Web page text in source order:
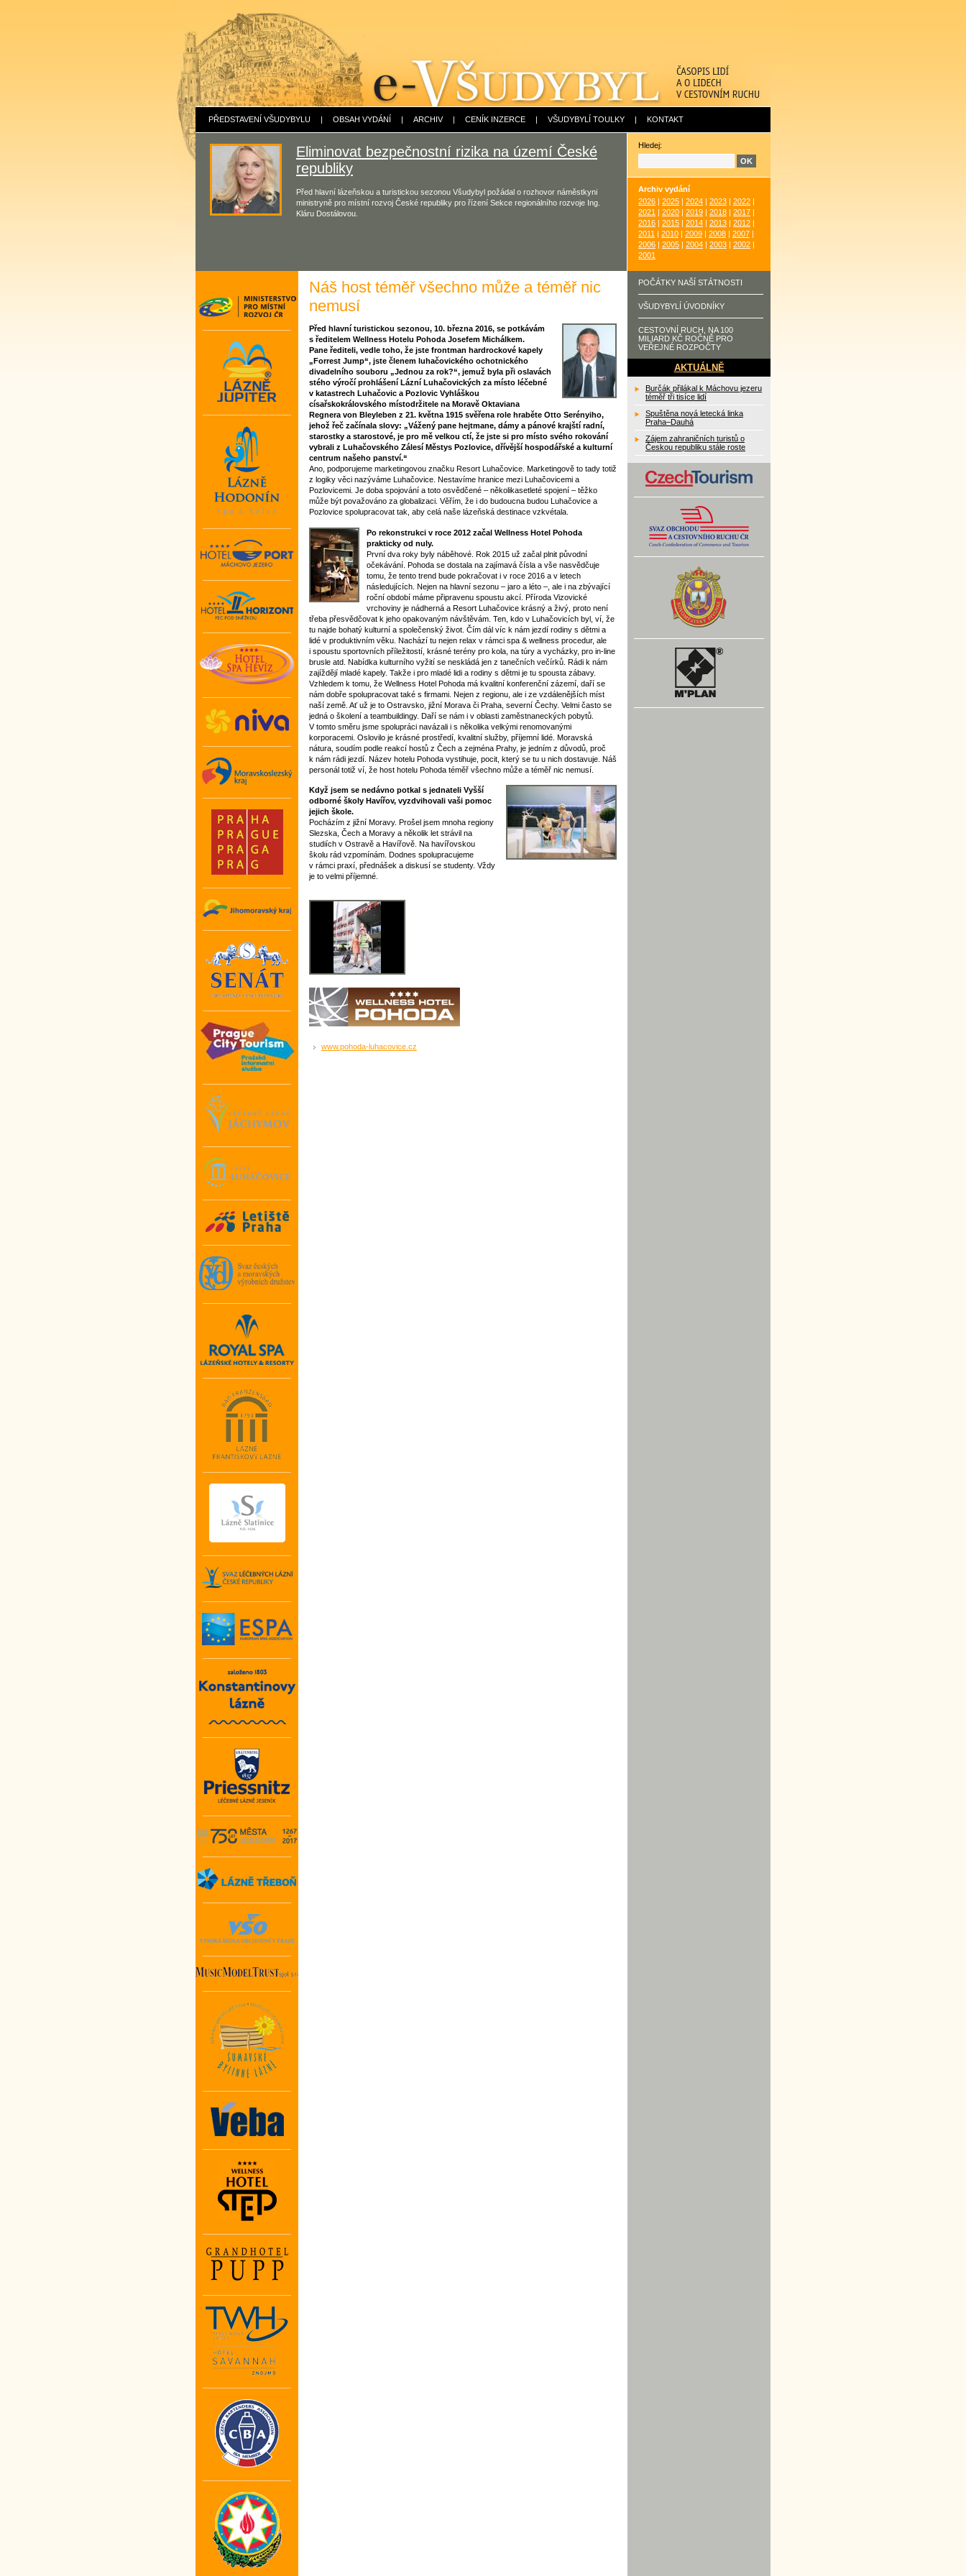
PŘEDSTAVENÍ VŠUDYBYLU | OBSAH VYDÁNÍ | ARCHIV | CENÍK INZERCE | VŠUDYBYLÍ TOULKY | KONTAKT
Eliminovat bezpečnostní rizika na území České
republiky
Před hlavní lázeňskou a turistickou sezonou Všudybyl požádal o rozhovor náměstkyni
ministryně pro místní rozvoj České republiky pro řízení Sekce regionálního rozvoje Ing.
Kláru Dostálovou.
Hledej:
Archiv vydání
2026
2025 2024 2023 2022
2021
2020 2019 2018 2017
2016
2015 2014 2013 2012
2011
2010 2009 2008 2007
2006
2005 2004 2003 2002
2001
Náš host téměř všechno může a téměř nic
nemusí
Před hlavní turistickou sezonou, 10. března 2016, se potkávám
s ředitelem Wellness Hotelu Pohoda Josefem Michálkem.
Pane řediteli, vedle toho, že jste frontman hardrockové kapely
„Forrest Jump“, jste členem luhačovického ochotnického
divadelního souboru „Jednou za rok?“, jemuž byla při oslavách
stého výročí prohlášení Lázní Luhačovických za místo léčebné
v katastrech Luhačovic a Pozlovic Vyhláškou
císařskokrálovského místodržitele na Moravě Oktaviana
Regnera von Bleyleben z 21. května 1915 svěřena role hraběte Otto Serényiho,
jehož řeč začínala slovy: „Vážený pane hejtmane, dámy a pánové krajští radní,
starostky a starostové, je pro mě velkou ctí, že jste si pro místo svého rokování
vybrali z Luhačovského Zálesí Městys Pozlovice, dřívější hospodářské a kulturní
centrum našeho panství.“
Ano, podporujeme marketingovou značku Resort Luhačovice. Marketingově to tady totiž
z logiky věci nazýváme Luhačovice. Nestavíme hranice mezi Luhačovicemi a
Pozlovicemi. Je doba spojování a toto osvědčené – několikasetleté spojení – těžko
může být považováno za globalizaci. Věřím, že i do budoucna budou Luhačovice a
Pozlovice spolupracovat tak, aby celá naše lázeňská destinace vzkvétala.
Po rekonstrukci v roce 2012 začal Wellness Hotel Pohoda
prakticky od nuly.
První dva roky byly náběhové. Rok 2015 už začal plnit původní
očekávání. Pohoda se dostala na zajímavá čísla a vše nasvědčuje
tomu, že tento trend bude pokračovat i v roce 2016 a v letech
následujících. Nejen na hlavní sezonu – jaro a léto –, ale i na zbývající
roční období máme připravenu spoustu akcí. Příroda Vizovické
vrchoviny je nádherná a Resort Luhačovice krásný a živý, proto není
třeba přesvědčovat k jeho opakovaným návštěvám. Ten, kdo v Luhačovicích byl, ví, že
tu najde bohatý kulturní a společenský život. Čím dál víc k nám jezdí rodiny s dětmi a
lidé v produktivním věku. Nachází tu nejen relax v rámci spa & wellness procedur, ale
i spoustu sportovních příležitostí, krásné terény pro kola, na túry a vycházky, pro in-line
brusle atd. Nabídka kulturního vyžití se neskládá jen z tanečních večírků. Rádi k nám
zajíždějí mladé kapely. Takže i pro mladé lidi a rodiny s dětmi je tu spousta zábavy.
Vzhledem k tomu, že Wellness Hotel Pohoda má kvalitní konferenční zázemí, daří se
nám dobře spolupracovat také s firmami. Nejen z regionu, ale i ze vzdálenějších míst
naší země. Ať už je to Ostravsko, jižní Morava či Praha, severní Čechy. Velmi často se
jedná o školení a teambuildingy. Daří se nám i v oblasti zaměstnaneckých pobytů.
V tomto směru jsme spolupráci navázali i s několika velkými renomovanými
korporacemi. Oslovilo je krásné prostředí, kvalitní služby, příjemní lidé. Moravská
nátura, soudím podle reakcí hostů z Čech a zejména Prahy, je jedním z důvodů, proč
k nám rádi jezdí. Název hotelu Pohoda vystihuje, pocit, který se tu u nich dostavuje. Náš
personál totiž ví, že host hotelu Pohoda téměř všechno může a téměř nic nemusí.
Když jsem se nedávno potkal s jednateli Vyšší
odborné školy Havířov, vyzdvihovali vaši pomoc
jejich škole.
Pocházím z jižní Moravy. Prošel jsem mnoha regiony
Slezska, Čech a Moravy a několik let strávil na
studiích v Ostravě a Havířově. Na havířovskou
školu rád vzpomínám. Dodnes spolupracujeme
v rámci praxí, přednášek a diskusí se studenty. Vždy
je to velmi příjemné.
www.pohoda-luhacovice.cz
POČÁTKY NAŠÍ STÁTNOSTI
VŠUDYBYLÍ ÚVODNÍKY
CESTOVNÍ RUCH, NA 100
MILIARD KČ ROČNĚ PRO
VEŘEJNÉ ROZPOČTY
AKTUÁLNĚ
Burčák přilákal k Máchovu jezeru
téměř tři tisíce lidí
Spuštěna nová letecká linka
Praha–Dauhá
Zájem zahraničních turistů o
Českou republiku stále roste